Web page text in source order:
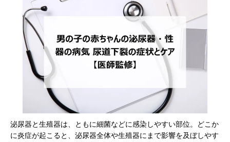
泌尿器と生殖器は、ともに細菌などに感染しやすい部位。どこか
に炎症が起こると、泌尿器全体や生殖器にまで影響を及ぼしやす